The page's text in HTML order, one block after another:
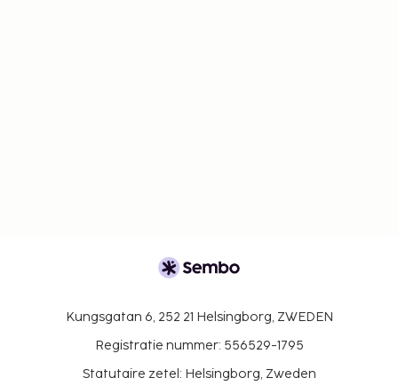
Kungsgatan 6, 252 21 Helsingborg, ZWEDEN
Registratie nummer: 556529-1795
Statutaire zetel: Helsingborg, Zweden